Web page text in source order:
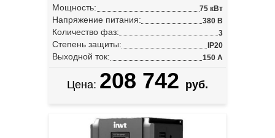
Мощность: 75 кВт
Напряжение питания: 380 В
Количество фаз: 3
Степень защиты: IP20
Выходной ток: 150 А
Цена: 208 742 руб.